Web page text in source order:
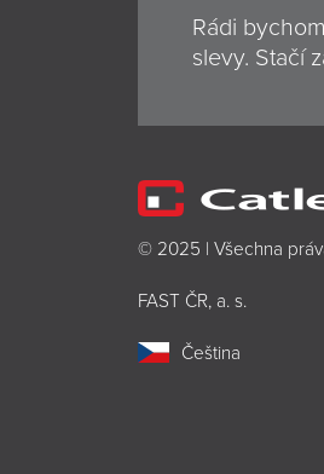
Rádi
slevy. Stačí
© 2025 | Všechna
FAST ČR, a. s.
Čeština